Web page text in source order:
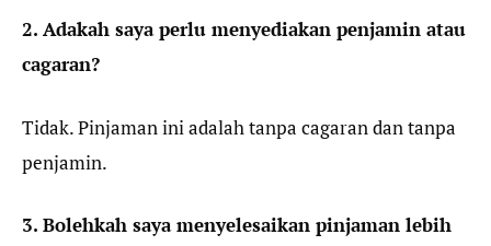
2. Adakah saya perlu menyediakan penjamin atau
cagaran?
Tidak. Pinjaman ini adalah tanpa cagaran dan tanpa
penjamin.
3. Bolehkah saya menyelesaikan pinjaman lebih